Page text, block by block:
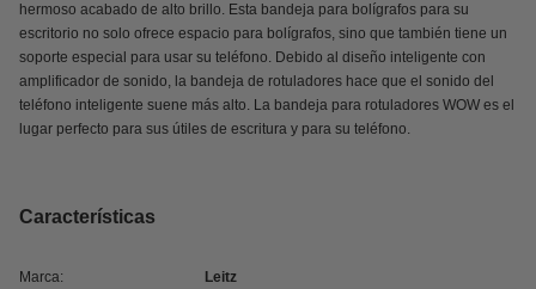
hermoso acabado de alto brillo. Esta bandeja para bolígrafos para su
escritorio no solo ofrece espacio para bolígrafos, sino que también tiene un
soporte especial para usar su teléfono. Debido al diseño inteligente con
amplificador de sonido, la bandeja de rotuladores hace que el sonido del
teléfono inteligente suene más alto. La bandeja para rotuladores WOW es el
lugar perfecto para sus útiles de escritura y para su teléfono.
Características
Marca: Leitz